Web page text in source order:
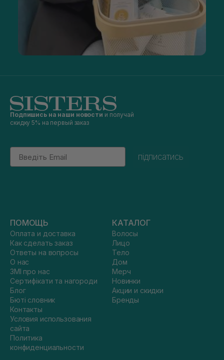
Подпишись на наши новости и получай
скидку 5% на первый заказ
Email
підписатись
ПОМОЩЬ
Оплата и доставка
Как сделать заказ
Ответы на вопросы
О нас
ЗМІ про нас
Сертифікати та нагороди
Блог
Бюті словник
Контакты
Условия использования
сайта
Политика
конфиденциальности
КАТАЛОГ
Волосы
Лицо
Тело
Дом
Мерч
Новинки
Акции и скидки
Бренды